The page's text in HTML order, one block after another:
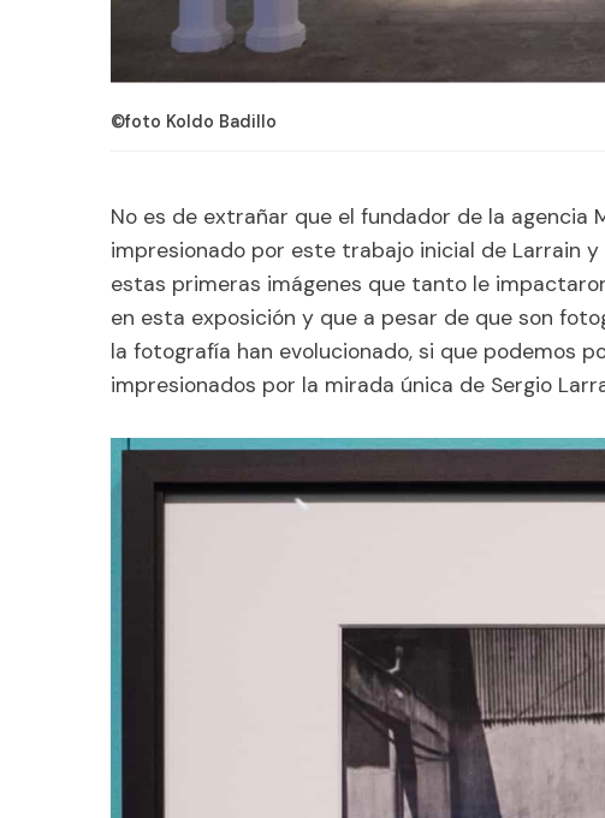
©foto Koldo Badillo
No es de extrañar que el fundador de la agencia
impresionado por este trabajo inicial de Larrain
estas primeras imágenes que tanto le
en esta exposición y que a pesar de que son
la fotografía han evolucionado, si que podemos
impresionados por la mirada única de Sergio